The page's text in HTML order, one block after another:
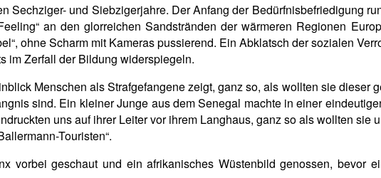
Sechziger- und Siebzigerjahre. Der Anfang der Bedürfnisbefriedigung
an den glorreichen Sandstränden der wärmeren Regionen
ohne Scharm mit Kameras pussierend. Ein Abklatsch der sozialen
im Zerfall der Bildung widerspiegeln.
Menschen als Strafgefangene zeigt, ganz so, als wollten sie
sind. Ein kleiner Junge aus dem Senegal machte in einer
uns auf ihrer Leiter vor ihrem Langhaus, ganz so als wollten
Touristen“.
vorbei geschaut und ein afrikanisches Wüstenbild genossen, bevor